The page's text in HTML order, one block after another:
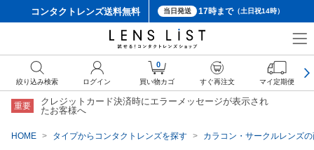
コンタクトレンズ送料無料 当日発送 17時まで（土日祝14時）
重要
クレジットカード決済時にエラーメッセージが表示され
たお客様へ
HOME タイプからコンタクトレンズを探す カラコン・サークルレンズ
絞り込み検索 ログイン
0
買い物カゴ すぐ再注文 マイ定期便
クーポン詳細